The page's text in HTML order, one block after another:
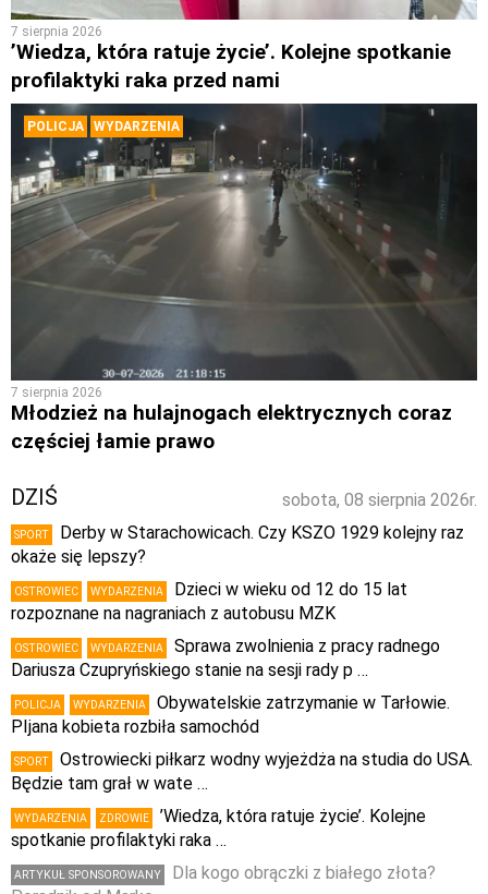
7 sierpnia 2026
’Wiedza, która ratuje życie’. Kolejne spotkanie
profilaktyki raka przed nami
POLICJA WYDARZENIA
7 sierpnia 2026
Młodzież na hulajnogach elektrycznych coraz
częściej łamie prawo
sobota, 08 sierpnia 2026r.
DZIŚ
SPORT
Derby w Starachowicach. Czy KSZO 1929 kolejny raz
okaże się lepszy?
OSTROWIEC WYDARZENIA
Dzieci w wieku od 12 do 15 lat
rozpoznane na nagraniach z autobusu MZK
OSTROWIEC WYDARZENIA
Sprawa zwolnienia z pracy radnego
Dariusza Czupryńskiego stanie na sesji rady p …
POLICJA WYDARZENIA
Obywatelskie zatrzymanie w Tarłowie.
PIjana kobieta rozbiła samochód
SPORT
Ostrowiecki piłkarz wodny wyjeżdża na studia do USA.
Będzie tam grał w wate …
WYDARZENIA ZDROWIE
’Wiedza, która ratuje życie’. Kolejne
spotkanie profilaktyki raka …
ARTYKUŁ SPONSOROWANY
Dla kogo obrączki z białego złota?